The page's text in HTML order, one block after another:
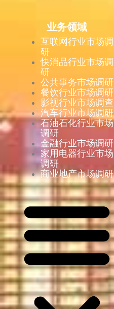
业务领域
互联网行业市场调
研
快消品行业市场调
研
公共事务市场调研
餐饮行业市场调研
影视行业市场调查
汽车行业市场调研
石油石化行业市场
调研
金融行业市场调研
家用电器行业市场
调研
商业地产市场调研